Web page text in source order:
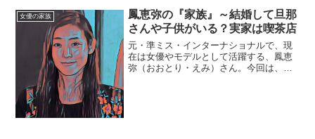
竹内結子（たけうち・ゆうこ）生年月
日：1980年4月1日...
女優の家族
鳳恵弥の『家族』～結婚して旦那
さんや子供がいる？実家は喫茶店
元・準ミス・インターナショナルで、現
在は女優やモデルとして活躍する、鳳恵
弥（おおとり・えみ）さん。今回は、そ